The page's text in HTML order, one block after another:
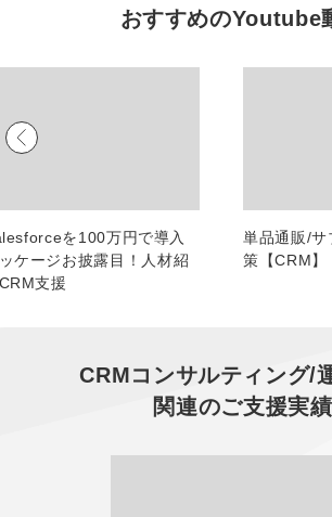
正社員
常勤監査役
内部監査室長
おすすめのYoutube
を100万円で導入
ケージお披露目！人材紹
支援
単品通販/サ
策【CRM】
CRMコンサルティング/
関連のご支援実績